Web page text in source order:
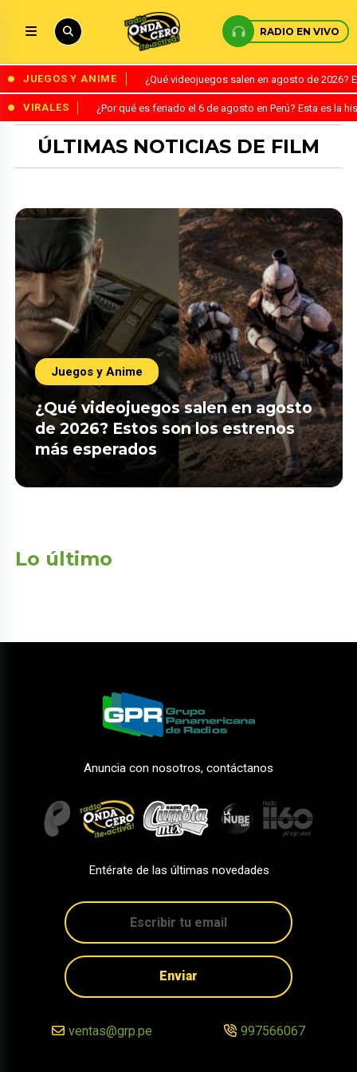
RADIO EN VIVO
JUEGOS Y ANIME ¿Qué videojuegos salen en agosto de
VIRALES ¿Por qué es feriado el 6 de agosto en Perú? Esta es la
ÚLTIMAS NOTICIAS DE FILM
Juegos y Anime
¿Qué videojuegos salen en agosto
de 2026? Estos son los estrenos
más esperados
Lo último
Anuncia con nosotros, contáctanos
Entérate de las últimas novedades
Enviar
ventas@grp.pe 997566067